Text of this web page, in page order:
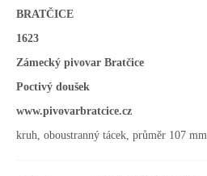
BRATČICE
1623
Zámecký pivovar Bratčice
Poctivý doušek
www.pivovarbratcice.cz
kruh, oboustranný tácek, průměr 107 mm